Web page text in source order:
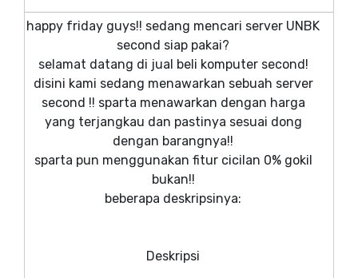
happy friday guys!! sedang mencari server UNBK
second siap pakai?
selamat datang di jual beli komputer second!
disini kami sedang menawarkan sebuah server
second !! sparta menawarkan dengan harga
yang terjangkau dan pastinya sesuai dong
dengan barangnya!!
sparta pun menggunakan fitur cicilan 0% gokil
bukan!!
beberapa deskripsinya:
Deskripsi